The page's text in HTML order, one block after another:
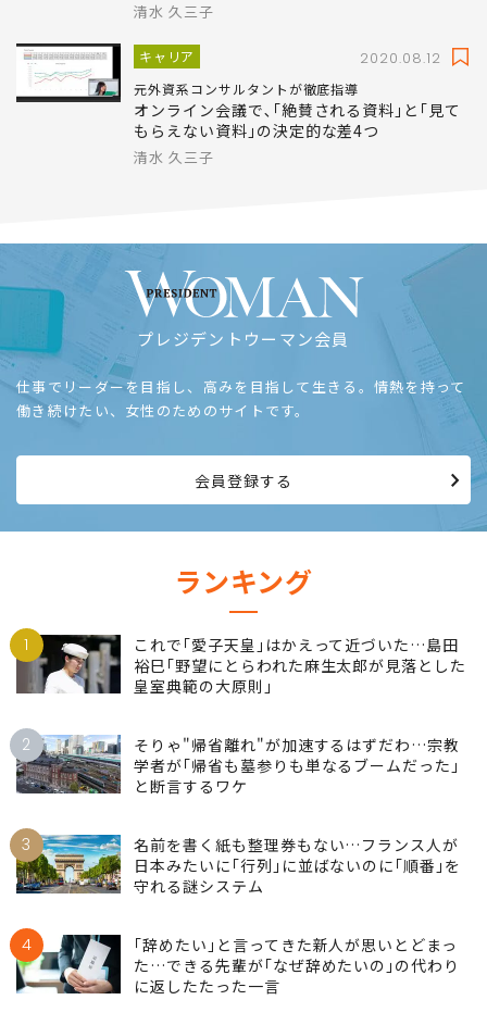
清水 久三子
キャリア 2020.08.12
元外資系コンサルタントが徹底指導
オンライン会議で､｢絶賛される資料｣と｢見て
もらえない資料｣の決定的な差4つ
清水 久三子
プレジデントウーマン会員
仕事でリーダーを目指し、高みを目指して生きる。情熱を持って
働き続けたい、女性のためのサイトです。
会員登録する
ランキング
1
これで｢愛子天皇｣はかえって近づいた…島田
裕巳｢野望にとらわれた麻生太郎が見落とした
皇室典範の大原則｣
2
そりゃ"帰省離れ"が加速するはずだわ…宗教
学者が｢帰省も墓参りも単なるブームだった｣
と断言するワケ
3
名前を書く紙も整理券もない…フランス人が
日本みたいに｢行列｣に並ばないのに｢順番｣を
守れる謎システム
4
｢辞めたい｣と言ってきた新人が思いとどまっ
た…できる先輩が｢なぜ辞めたいの｣の代わり
に返したたった一言